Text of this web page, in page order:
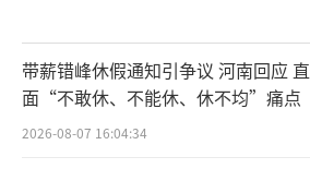
带薪错峰休假通知引争议 河南回应 直
面“不敢休、不能休、休不均”痛点
2026-08-07 16:04:34